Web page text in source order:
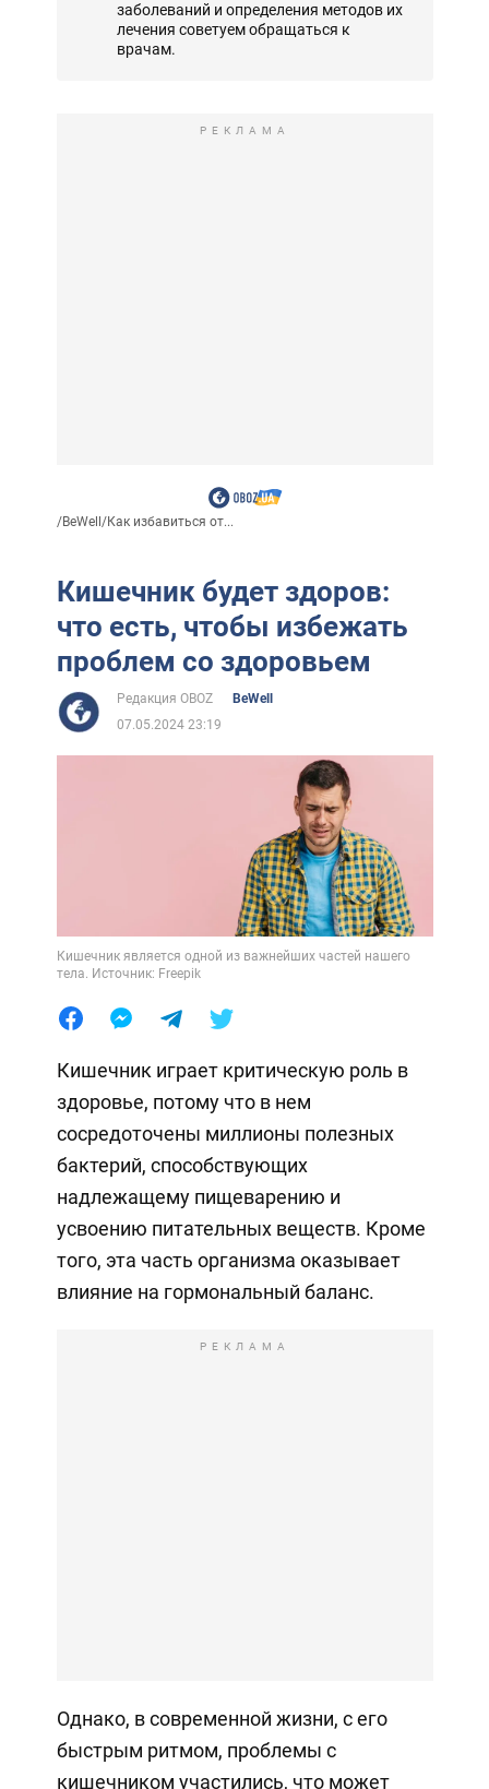
заболеваний и определения методов их
лечения советуем обращаться к
врачам.
РЕКЛАМА
/BeWell/Как избавиться от...
Кишечник будет здоров:
что есть, чтобы избежать
проблем со здоровьем
Редакция OBOZ
BeWell
07.05.2024 23:19
Кишечник является одной из важнейших частей нашего
тела. Источник: Freepik
Кишечник играет критическую роль в
здоровье, потому что в нем
сосредоточены миллионы полезных
бактерий, способствующих
надлежащему пищеварению и
усвоению питательных веществ. Кроме
того, эта часть организма оказывает
влияние на гормональный баланс.
РЕКЛАМА
Однако, в современной жизни, с его
быстрым ритмом, проблемы с
кишечником участились, что может